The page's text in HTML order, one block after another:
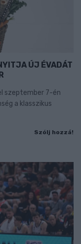
ÚJ ÉVADÁT
szeptember 7-én
a klasszikus
Szólj hozzá!